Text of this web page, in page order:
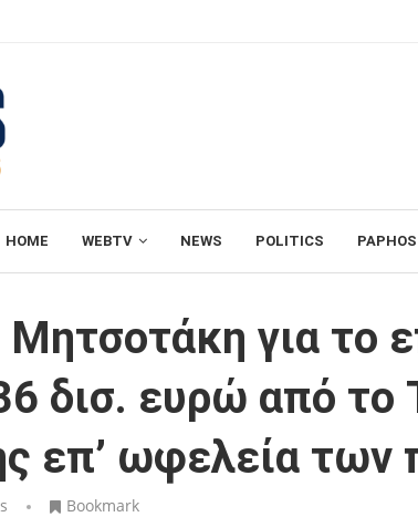
HOME WEBTV NEWS POLITICS PAPHOS
Μητσοτάκη για το επιτελικό κράτος: «Πήραμε 36 δισ.
για το
δισ. ευρώ από το
επ’ ωφελεία των
Bookmark